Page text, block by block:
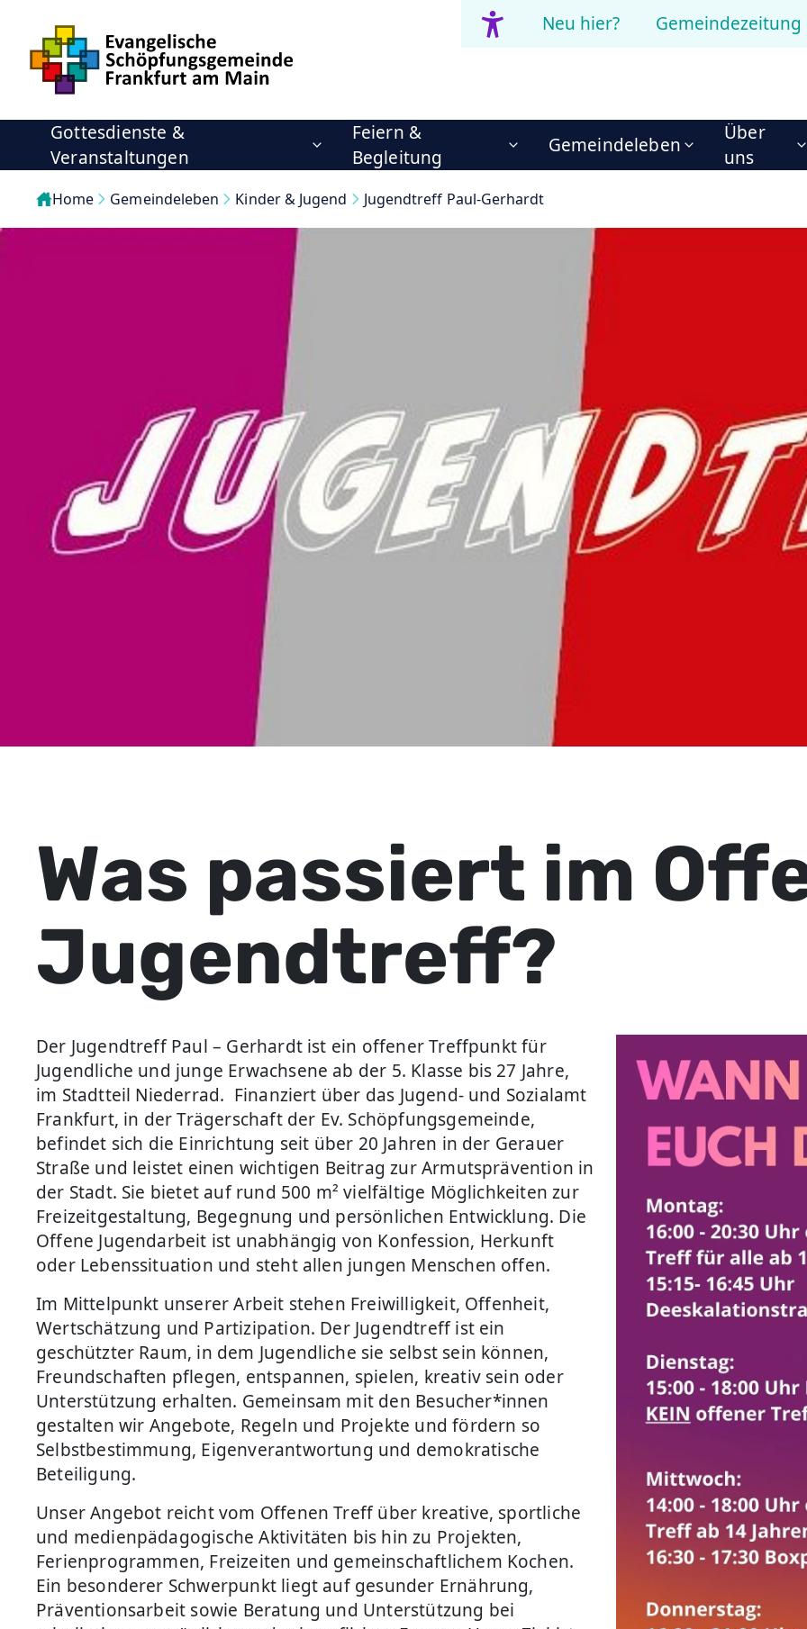
Neu hier? Gemeindezeitung
Gottesdienste &
Veranstaltungen
Feiern &
Begleitung
Gemeindeleben
Über
uns
Home Gemeindeleben Kinder & Jugend Jugendtreff Paul-Gerhardt
Was passiert im
Jugendtreff?
Der Jugendtreff Paul – Gerhardt ist ein offener Treffpunkt für
Jugendliche und junge Erwachsene ab der 5. Klasse bis 27 Jahre,
im Stadtteil Niederrad. Finanziert über das Jugend- und Sozialamt
Frankfurt, in der Trägerschaft der Ev. Schöpfungsgemeinde,
befindet sich die Einrichtung seit über 20 Jahren in der Gerauer
Straße und leistet einen wichtigen Beitrag zur Armutsprävention in
der Stadt. Sie bietet auf rund 500 m² vielfältige Möglichkeiten zur
Freizeitgestaltung, Begegnung und persönlichen Entwicklung. Die
Offene Jugendarbeit ist unabhängig von Konfession, Herkunft
oder Lebenssituation und steht allen jungen Menschen offen.
Im Mittelpunkt unserer Arbeit stehen Freiwilligkeit, Offenheit,
Wertschätzung und Partizipation. Der Jugendtreff ist ein
geschützter Raum, in dem Jugendliche sie selbst sein können,
Freundschaften pflegen, entspannen, spielen, kreativ sein oder
Unterstützung erhalten. Gemeinsam mit den Besucher*innen
gestalten wir Angebote, Regeln und Projekte und fördern so
Selbstbestimmung, Eigenverantwortung und demokratische
Beteiligung.
Unser Angebot reicht vom Offenen Treff über kreative, sportliche
und medienpädagogische Aktivitäten bis hin zu Projekten,
Ferienprogrammen, Freizeiten und gemeinschaftlichem Kochen.
Ein besonderer Schwerpunkt liegt auf gesunder Ernährung,
Präventionsarbeit sowie Beratung und Unterstützung bei